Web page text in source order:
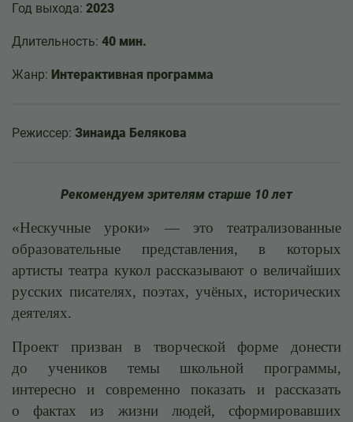
Год выхода: 2023
Длительность: 40 мин.
Жанр: Интерактивная программа
Режиссер: Зинаида Белякова
Рекомендуем зрителям старше 10 лет
«Нескучные уроки» — это театрализованные
образовательные представления, в которых
артисты театра кукол рассказывают о величайших
русских писателях, поэтах, учёных, исторических
деятелях.
Проект призван в творческой форме донести
до учеников темы школьной программы,
интересно и современно показать и рассказать
о фактах из жизни людей, сформировавших